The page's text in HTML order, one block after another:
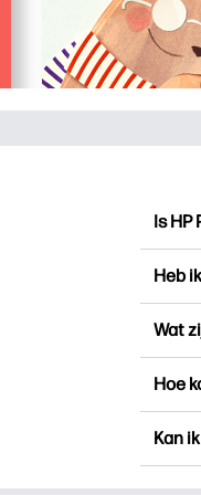
Is HP
Heb
Wat
Hoe
Kan